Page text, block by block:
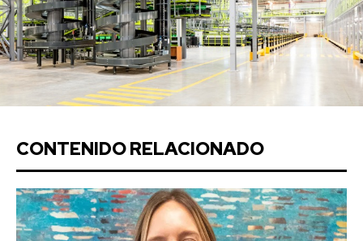
CONTENIDO RELACIONADO